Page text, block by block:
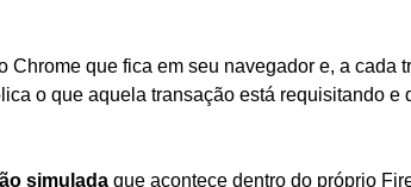
Chrome que fica em seu navegador e, a cada
o que aquela transação está requisitando e
simulada que acontece dentro do próprio